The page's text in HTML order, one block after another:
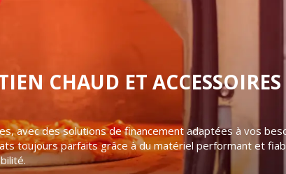
CHAUD ET ACCESSOIRES
avec des solutions de financement adaptées à vos
toujours parfaits grâce à du matériel performant et